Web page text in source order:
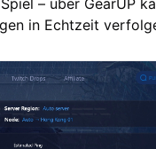
in Echtzeit